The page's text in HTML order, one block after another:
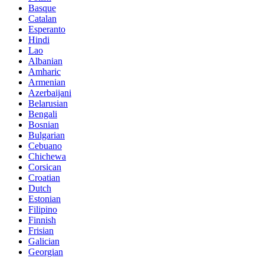
Basque
Catalan
Esperanto
Hindi
Lao
Albanian
Amharic
Armenian
Azerbaijani
Belarusian
Bengali
Bosnian
Bulgarian
Cebuano
Chichewa
Corsican
Croatian
Dutch
Estonian
Filipino
Finnish
Frisian
Galician
Georgian